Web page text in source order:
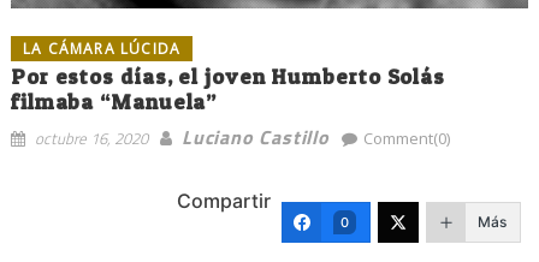
LA CÁMARA LÚCIDA
Por estos días, el joven Humberto Solás
filmaba “Manuela”
octubre 16, 2020 Luciano Castillo Comment(0)
Compartir
0 Más